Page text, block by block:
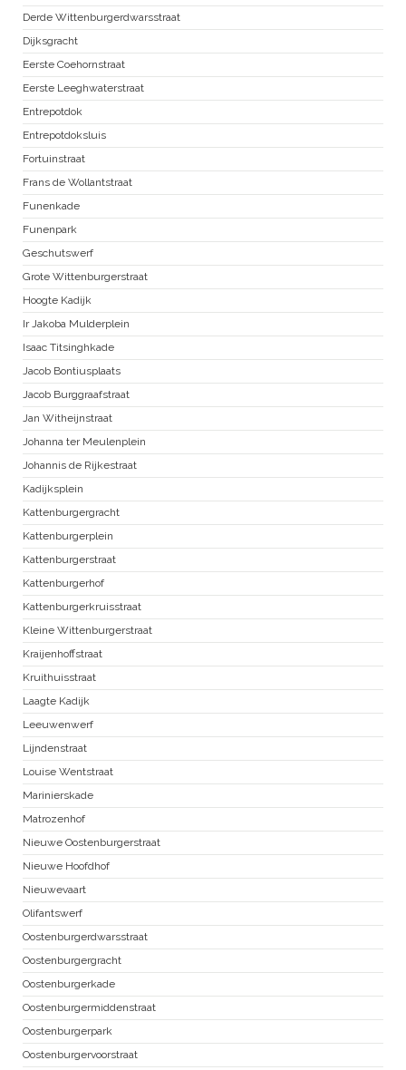
Derde Wittenburgerdwarsstraat
Dijksgracht
Eerste Coehornstraat
Eerste Leeghwaterstraat
Entrepotdok
Entrepotdoksluis
Fortuinstraat
Frans de Wollantstraat
Funenkade
Funenpark
Geschutswerf
Grote Wittenburgerstraat
Hoogte Kadijk
Ir Jakoba Mulderplein
Isaac Titsinghkade
Jacob Bontiusplaats
Jacob Burggraafstraat
Jan Witheijnstraat
Johanna ter Meulenplein
Johannis de Rijkestraat
Kadijksplein
Kattenburgergracht
Kattenburgerplein
Kattenburgerstraat
Kattenburgerhof
Kattenburgerkruisstraat
Kleine Wittenburgerstraat
Kraijenhoffstraat
Kruithuisstraat
Laagte Kadijk
Leeuwenwerf
Lijndenstraat
Louise Wentstraat
Marinierskade
Matrozenhof
Nieuwe Oostenburgerstraat
Nieuwe Hoofdhof
Nieuwevaart
Olifantswerf
Oostenburgerdwarsstraat
Oostenburgergracht
Oostenburgerkade
Oostenburgermiddenstraat
Oostenburgerpark
Oostenburgervoorstraat